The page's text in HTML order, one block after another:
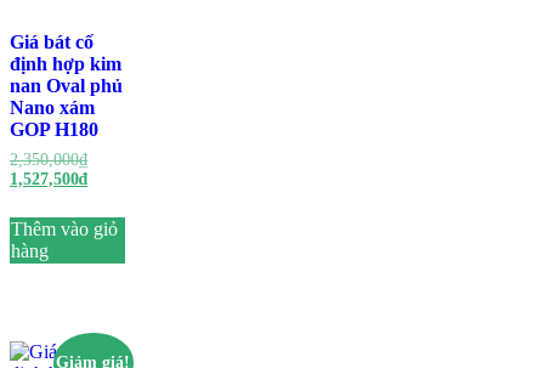
Giá bát cố
định hợp kim
nan Oval phủ
Nano xám
GOP H180
2,350,000₫Giá
gốc
2,350,000₫.
1,527,500₫Giá
tại
là:
Thêm vào giỏ
hàng
Giảm giá!